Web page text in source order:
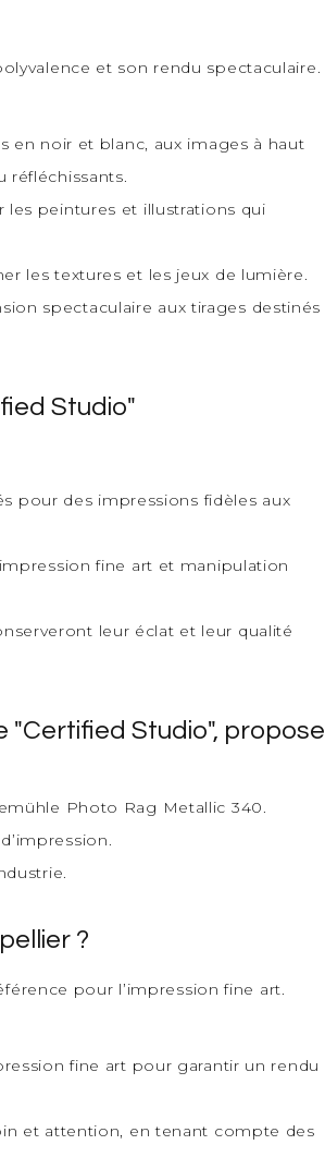
et son rendu spectaculaire.
en noir et blanc, aux images à haut
réfléchissants.
peintures et illustrations qui
les textures et les jeux de lumière.
spectaculaire aux tirages destinés
Studio"
pour des impressions fidèles aux
fine art et manipulation
leur éclat et leur qualité
"Certified Studio", propose
Photo Rag Metallic 340.
?
pour l’impression fine art.
fine art pour garantir un rendu
et attention, en tenant compte des